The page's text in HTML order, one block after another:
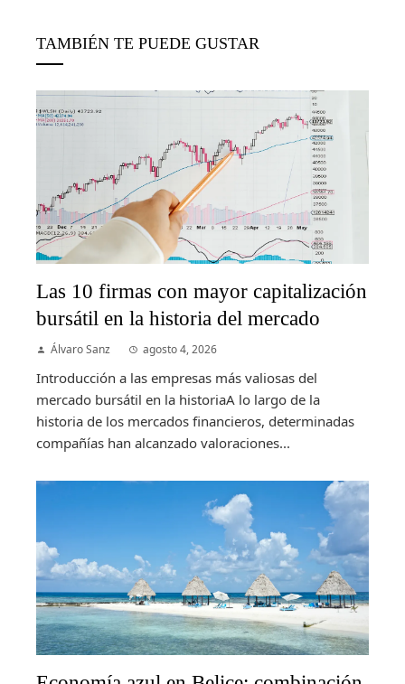
TAMBIÉN TE PUEDE GUSTAR
Las 10 firmas con mayor capitalización
bursátil en la historia del mercado
Álvaro Sanz agosto 4, 2026
Introducción a las empresas más valiosas del
mercado bursátil en la historiaA lo largo de la
historia de los mercados financieros, determinadas
compañías han alcanzado valoraciones...